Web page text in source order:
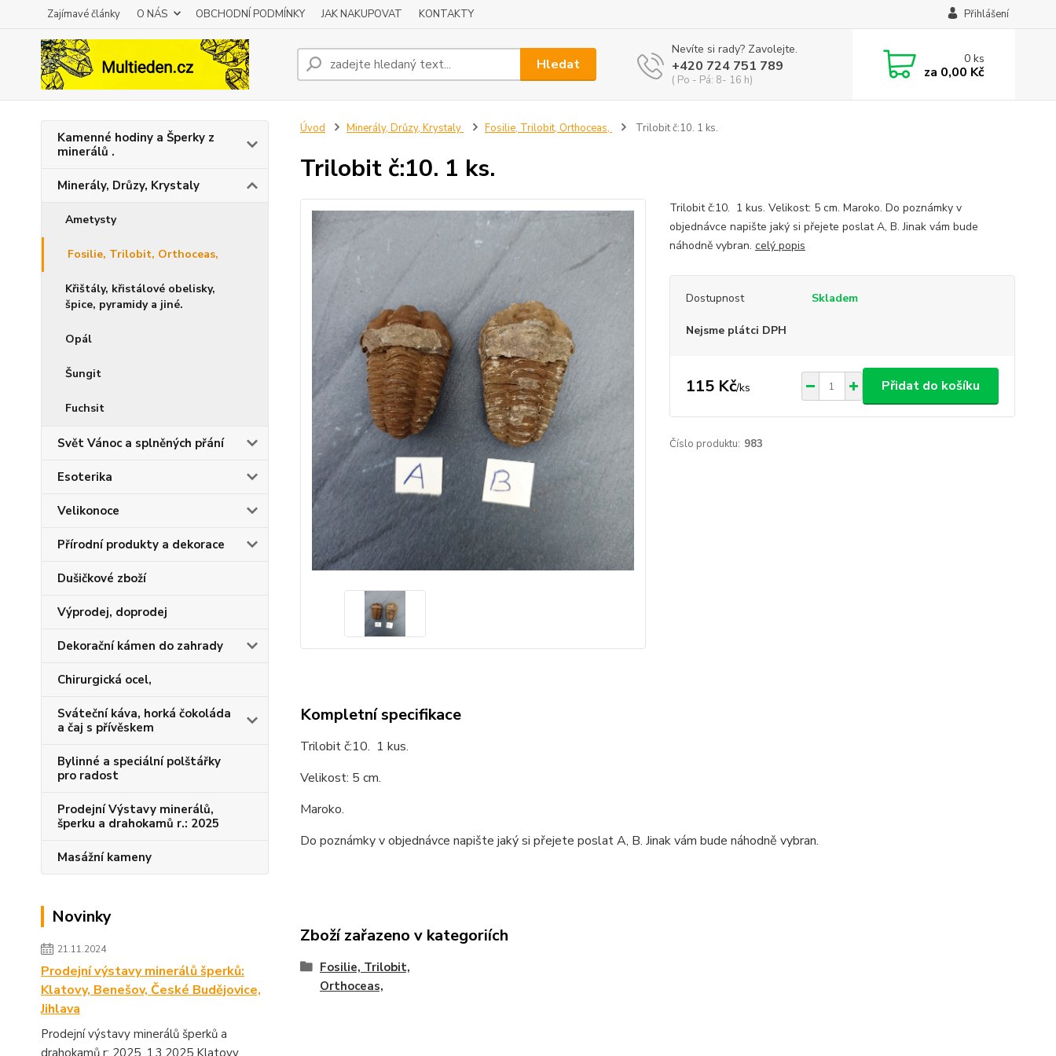
Zajímavé články O NÁS OBCHODNÍ PODMÍNKY JAK NAKUPOVAT KONTAKTY Přihlášení
Hledat
Nevíte si rady? Zavolejte.
+420 724 751 789
( Po - Pá: 8- 16 h)
0ks
za 0,00 Kč
Kamenné hodiny a Šperky z
minerálů .
Minerály, Drůzy, Krystaly
Ametysty
Fosilie, Trilobit, Orthoceas,
Křištály, křistálové obelisky,
špice, pyramidy a jiné.
Opál
Šungit
Fuchsit
Svět Vánoc a splněných přání
Esoterika
Velikonoce
Přírodní produkty a dekorace
Dušičkové zboží
Výprodej, doprodej
Dekorační kámen do zahrady
Chirurgická ocel,
Sváteční káva, horká čokoláda
a čaj s přívěskem
Bylinné a speciální polštářky
pro radost
Prodejní Výstavy minerálů,
šperku a drahokamů r.: 2025
Masážní kameny
Novinky
21.11.2024
Prodejní výstavy minerálů šperků:
Klatovy, Benešov, České Budějovice,
Jihlava
Prodejní výstavy minerálů šperků a
drahokamů r: 2025. 1.3.2025 Klatovy
Úvod Minerály, Drůzy, Krystaly Fosilie, Trilobit, Orthoceas, Trilobit č:10. 1 ks.
Trilobit č:10. 1 ks.
Trilobit č:10. 1 kus. Velikost: 5 cm. Maroko. Do poznámky v
objednávce napište jaký si přejete poslat A, B. Jinak vám bude
náhodně vybran. celý popis
Dostupnost Skladem
Nejsme plátci DPH
115 Kč/ks Přidat do košíku
Číslo produktu: 983
Kompletní specifikace
Trilobit č:10. 1 kus.
Velikost: 5 cm.
Maroko.
Do poznámky v objednávce napište jaký si přejete poslat A, B. Jinak vám bude náhodně vybran.
Zboží zařazeno v kategoriích
Fosilie, Trilobit,
Orthoceas,